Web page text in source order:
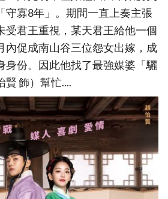
守寡8年」。期間一直上奏主張
受君王重視，某天君王給他一個
內促成南山谷三位怨女出嫁，成
身份。因此他找了最強媒婆「驪
飾）幫忙....